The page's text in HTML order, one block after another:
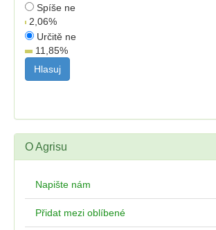
Spíše ne
2,06%
Určitě ne
11,85%
O Agrisu
Napište nám
Přidat mezi oblíbené